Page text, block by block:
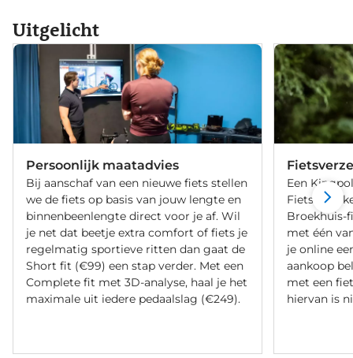
Uitgelicht
Persoonlijk maatadvies
Bij aanschaf van een nieuwe fiets stellen
we de fiets op basis van jouw lengte en
binnenbeenlengte direct voor je af. Wil
je net dat beetje extra comfort of fiets je
regelmatig sportieve ritten dan gaat de
Short fit (€99) een stap verder. Met een
Complete fit met 3D-analyse, haal je het
maximale uit iedere pedaalslag (€249).
Een
Broekhuis-
met één
je online
aankoop
met een
hiervan is